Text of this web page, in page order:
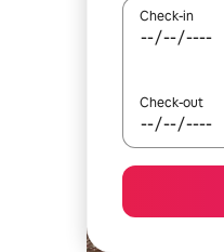
Check-in
Check-out